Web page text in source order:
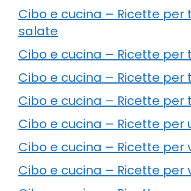
Cibo e cucina – Ricette per
salate
Cibo e cucina – Ricette per
Cibo e cucina – Ricette per
Cibo e cucina – Ricette per
Cibo e cucina – Ricette per
Cibo e cucina – Ricette per
Cibo e cucina – Ricette per